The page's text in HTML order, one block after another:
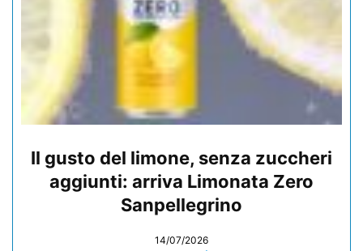
Il gusto del limone, senza zuccheri
aggiunti: arriva Limonata Zero
Sanpellegrino
14/07/2026